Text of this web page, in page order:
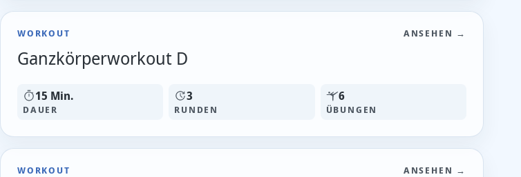
WORKOUT ANSEHEN →
Ganzkörperworkout D
15 Min.
DAUER
3
RUNDEN
6
ÜBUNGEN
WORKOUT ANSEHEN →